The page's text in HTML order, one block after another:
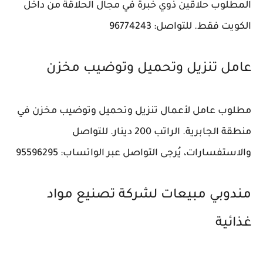
المطلوب حلاقين ذوي خبرة في مجال الحلاقة من داخل
الكويت فقط. للتواصل: 96774243
عامل تنزيل وتحميل وتوضيب مخزن
مطلوب عامل لأعمال تنزيل وتحميل وتوضيب مخزن في
منطقة الجابرية. الراتب 200 دينار. للتواصل
والاستفسارات، يُرجى التواصل عبر الواتساب: 95596295
مندوبي مبيعات لشركة تصنيع مواد
غذائية